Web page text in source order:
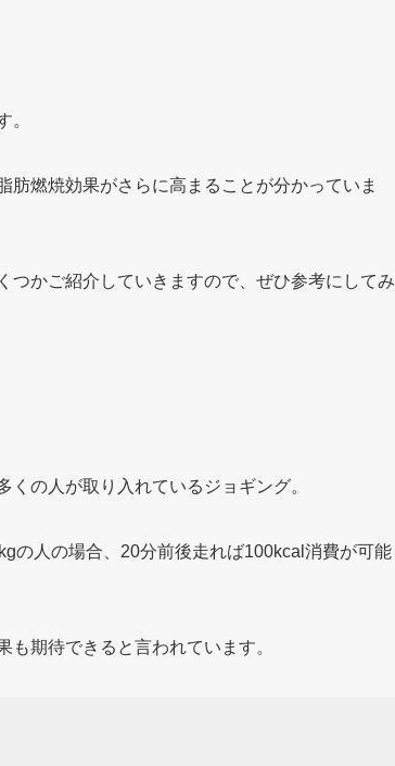
。
燃焼効果がさらに高まることが分かっていま
つかご紹介していきますので、ぜひ参考にしてみ
の人が取り入れているジョギング。
の人の場合、20分前後走れば100kcal消費が可能
期待できると言われています。